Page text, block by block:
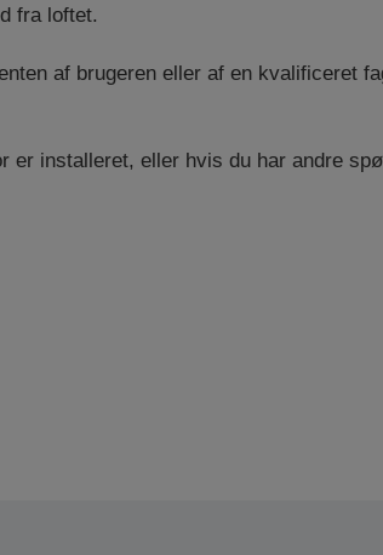
fra loftet.
af ​brugeren eller af en kvalificeret
installeret, eller hvis du har andre